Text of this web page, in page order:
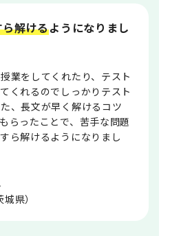
県）
解けるようになりまし
業をしてくれたり、テスト
くれるのでしっかりテスト
、長文が早く解けるコツ
らったことで、苦手な問題
ら解けるようになりまし